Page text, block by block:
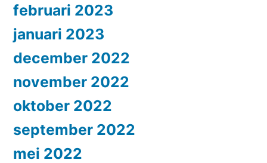
februari 2023
januari 2023
december 2022
november 2022
oktober 2022
september 2022
mei 2022